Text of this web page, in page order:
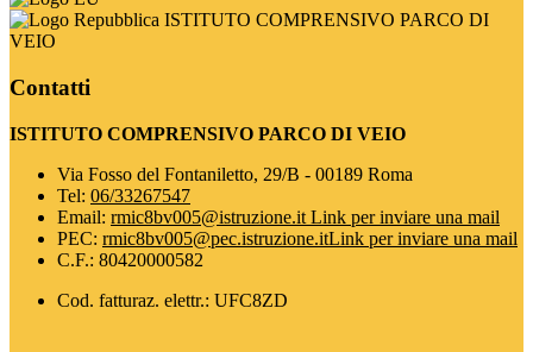
ISTITUTO COMPRENSIVO PARCO DI
VEIO
Contatti
ISTITUTO COMPRENSIVO PARCO DI VEIO
Via Fosso del Fontaniletto, 29/B - 00189 Roma
Tel: 06/33267547
Email: rmic8bv005@istruzione.it Link per inviare una mail
PEC: rmic8bv005@pec.istruzione.itLink per inviare una mail
C.F.: 80420000582
Cod. fatturaz. elettr.: UFC8ZD